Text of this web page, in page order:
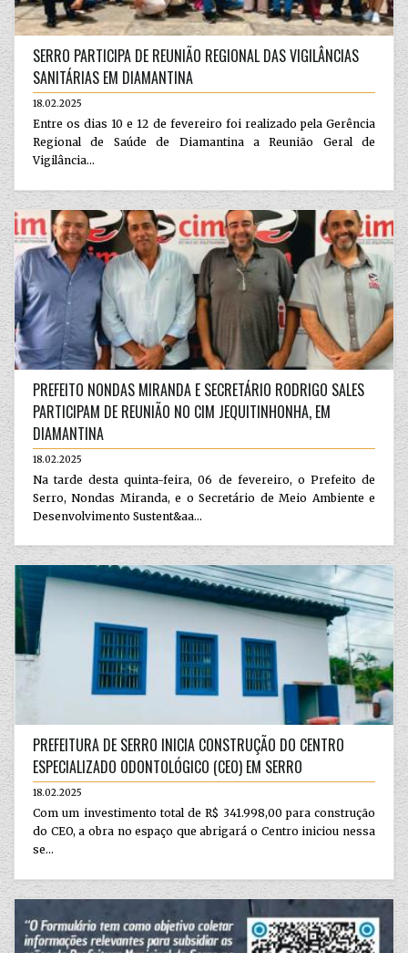
SERRO PARTICIPA DE REUNIÃO REGIONAL DAS VIGILÂNCIAS
SANITÁRIAS EM DIAMANTINA
18.02.2025
Entre os dias 10 e 12 de fevereiro foi realizado pela Gerência
Regional de Saúde de Diamantina a Reunião Geral de
Vigilância...
PREFEITO NONDAS MIRANDA E SECRETÁRIO RODRIGO SALES
PARTICIPAM DE REUNIÃO NO CIM JEQUITINHONHA, EM
DIAMANTINA
18.02.2025
Na tarde desta quinta-feira, 06 de fevereiro, o Prefeito de
Serro, Nondas Miranda, e o Secretário de Meio Ambiente e
Desenvolvimento Sustent&aa...
PREFEITURA DE SERRO INICIA CONSTRUÇÃO DO CENTRO
ESPECIALIZADO ODONTOLÓGICO (CEO) EM SERRO
18.02.2025
Com um investimento total de R$ 341.998,00 para construção
do CEO, a obra no espaço que abrigará o Centro iniciou nessa
se...